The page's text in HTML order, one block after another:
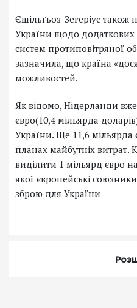
Єшільґьоз-Зегеріус
України щодо додаткових
систем протиповітряної
зазначила, що країна
можливостей.
Як відомо, Нідерланди
євро(10,4 мільярда
України. Ще 11,6 мільярда
планах майбутніх витрат.
виділити 1 мільярд євро
якої європейські
зброю для України